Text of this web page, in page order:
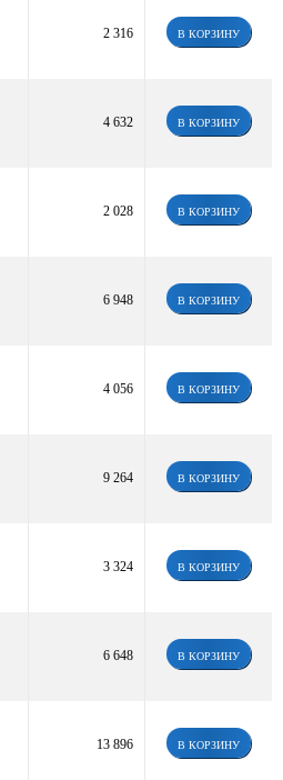
2 316 В КОРЗИНУ
4 632 В КОРЗИНУ
2 028 В КОРЗИНУ
6 948 В КОРЗИНУ
4 056 В КОРЗИНУ
9 264 В КОРЗИНУ
3 324 В КОРЗИНУ
6 648 В КОРЗИНУ
13 896 В КОРЗИНУ